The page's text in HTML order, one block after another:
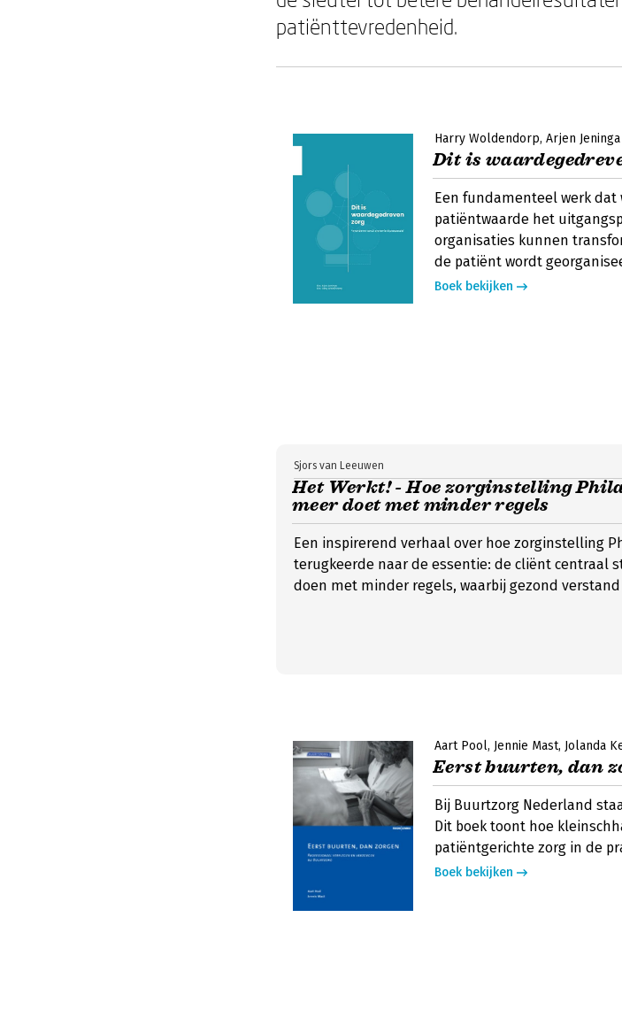
patiënttevredenheid.
Harry Woldendorp Arjen Jeninga
Dit is
Een fundamenteel werk dat
patiëntwaarde het
organisaties kunnen
de patiënt wordt
Boek bekijken
Het Werkt! - Hoe zorginstelling
meer doet met minder regels
Sjors van Leeuwen
Een inspirerend verhaal over hoe zorginstelling
terugkeerde naar de essentie: de cliënt centraal
doen met minder regels, waarbij gezond
Aart Pool Jennie Mast Jolanda
Eerst buurten, dan
Bij Buurtzorg Nederland
Dit boek toont hoe
patiëntgerichte zorg in de
Boek bekijken